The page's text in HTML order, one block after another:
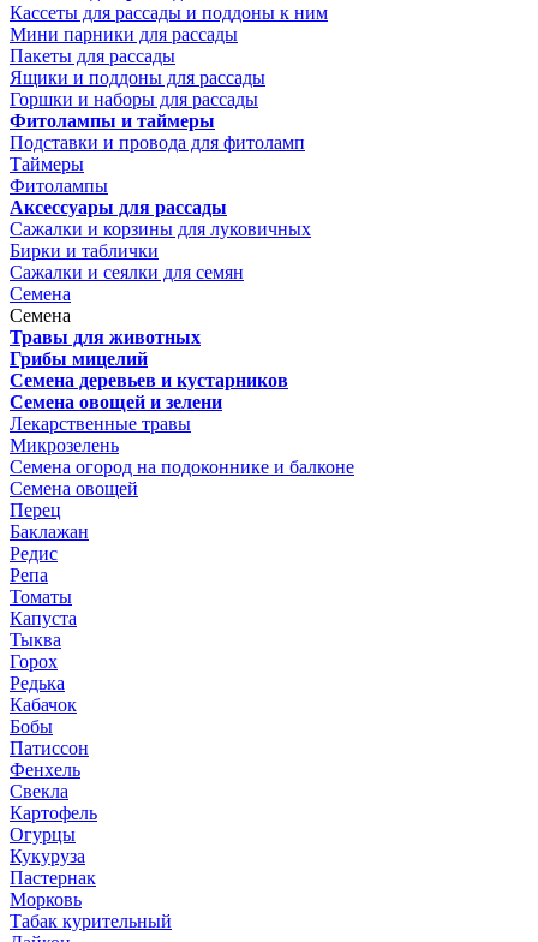
Кассеты для рассады и поддоны к ним
Мини парники для рассады
Пакеты для рассады
Ящики и поддоны для рассады
Горшки и наборы для рассады
Фитолампы и таймеры
Подставки и провода для фитоламп
Таймеры
Фитолампы
Аксессуары для рассады
Сажалки и корзины для луковичных
Бирки и таблички
Сажалки и сеялки для семян
Семена
Семена
Травы для животных
Грибы мицелий
Семена деревьев и кустарников
Семена овощей и зелени
Лекарственные травы
Микрозелень
Семена огород на подоконнике и балконе
Семена овощей
Перец
Баклажан
Редис
Репа
Томаты
Капуста
Тыква
Горох
Редька
Кабачок
Бобы
Патиссон
Фенхель
Свекла
Картофель
Огурцы
Кукуруза
Пастернак
Морковь
Табак курительный